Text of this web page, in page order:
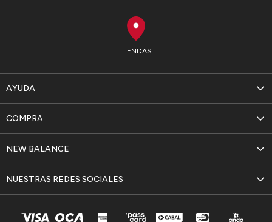
TIENDAS
AYUDA
NEW BALANCE
COMPRA
NUESTRAS REDES SOCIALES